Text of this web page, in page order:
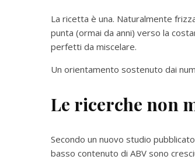
La ricetta è una. Naturalmente
punta (ormai da anni) verso la
perfetti da miscelare.
Un orientamento sostenuto dai
Le ricerche non
Secondo un nuovo studio
basso contenuto di ABV sono